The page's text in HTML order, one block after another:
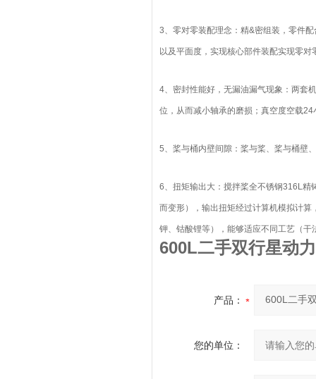
3、零对零装配理念：精&密组装，零件
以及平面度，实现核心部件装配实现零
4、密封性能好，无漏油漏气现象：两套
位，从而减小轴承的磨损；真空度空载
5、桨与桶内壁间隙：桨与桨、桨与桶壁
6、扭矩输出大：搅拌桨全不锈钢316L精
而变形），输出扭矩经过计算机模拟计
钾、钴酸锂等），能够适应不同工艺（干
600L二手双行星动
产品：
您的单位：